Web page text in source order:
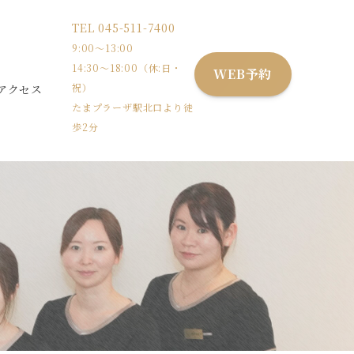
クセス
TEL 045-511-7400
9:00〜13:00
14:30〜18:00（休:日・
祝）
たまプラーザ駅北口より徒
歩2分
WEB予約